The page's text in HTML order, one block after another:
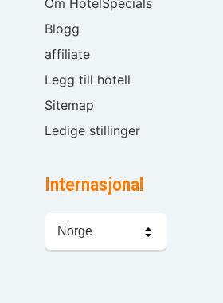
Om HotelSpecials
Blogg
affiliate
Legg till hotell
Sitemap
Ledige stillinger
Internasjonal